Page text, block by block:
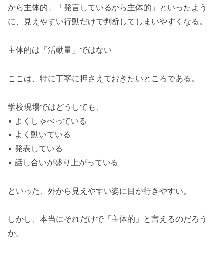
から主体的」「発言しているから主体的」といったよう
に、見えやすい行動だけで判断してしまいやすくなる。
主体的は「活動量」ではない
ここは、特に丁寧に押さえておきたいところである。
学校現場ではどうしても、
• よくしゃべっている
• よく動いている
• 発表している
• 話し合いが盛り上がっている
といった、外から見えやすい姿に目が行きやすい。
しかし、本当にそれだけで「主体的」と言えるのだろう
か。